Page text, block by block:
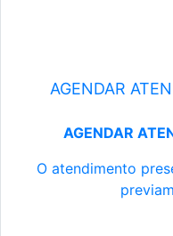
AGENDAR
AGENDAR
O atendimento